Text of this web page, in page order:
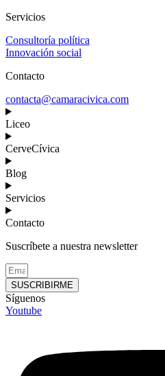
Servicios
Consultoría política
Innovación social
Contacto
contacta@camaracivica.com
Liceo
CerveCívica
Blog
Servicios
Contacto
Suscríbete a nuestra newsletter
SUSCRIBIRME
Síguenos
Youtube